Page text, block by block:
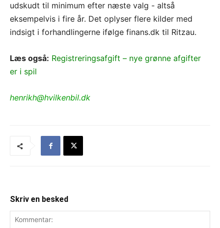
udskudt til minimum efter næste valg - altså
eksempelvis i fire år. Det oplyser flere kilder med
indsigt i forhandlingerne ifølge finans.dk til Ritzau.
Læs også: Registreringsafgift – nye grønne afgifter
er i spil
henrikh@hvilkenbil.dk
Skriv en besked